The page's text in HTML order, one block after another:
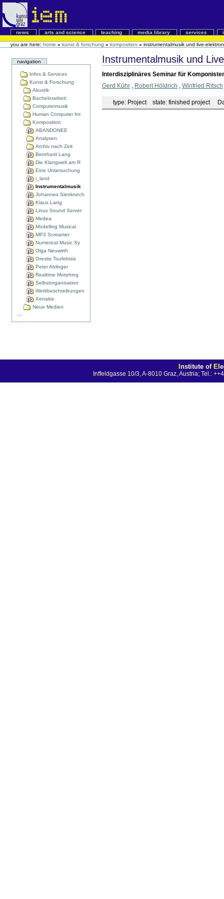
news arts and science teaching media library services
you are here: home » kunst & forschung » komposition » instrumentalmusik und live-
navigation
Infos & Services
Kunst & Forschung
Akustik
Bachelorarbeit
Computermusik
Human Computer Int
Komposition
ABANDONEE
Analysen
Archiv nach Zeit
Bernhard Lang
Die Klangwelt am R
Eine Untersuchung
i_land
Instrumentalmusik
Johannes Sienknech
Klaus Lang
Linux Sound Server
Medea
Modelling Musical
MP3 Screamer
Numerical Music Sy
Olga Neuwirth
Orestis Toufektsis
Peter Ablinger
Realtime Morphing
Selbstorganisation
Werkbeschreibungen
Xenakis
Neue Medien
Instrumentalmusik und
Interdisziplinäres Seminar für
Gerd Kühr, Robert Höldrich Winfried Ritsch
type: Projectstate: finished project
Institute of E
Inffeldgasse 10/3, A-8010 Graz, Austria; Tel.: